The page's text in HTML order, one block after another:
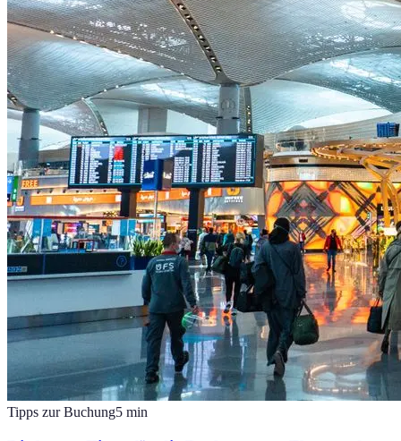
Tipps zur Buchung5 min